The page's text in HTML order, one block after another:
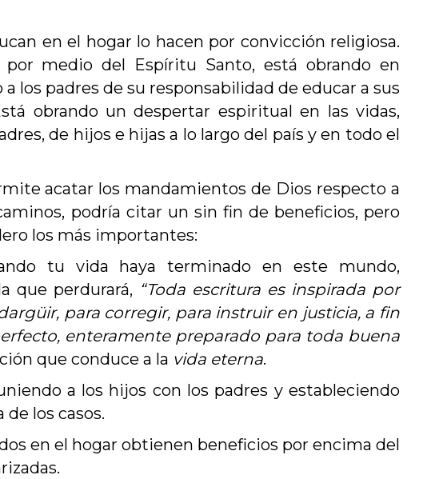
en el hogar lo hacen por convicción religiosa.
medio del Espíritu Santo, está obrando en
los padres de su responsabilidad de educar a sus
obrando un despertar espiritual en las vidas,
de hijos e hijas a lo largo del país y en todo el
acatar los mandamientos de Dios respecto a
podría citar un sin fin de beneficios, pero
los más importantes:
tu vida haya terminado en este mundo,
que perdurará, “Toda escritura es inspirada por
para corregir, para instruir en justicia, a fin
enteramente preparado para toda buena
que conduce a la vida eterna.
a los hijos con los padres y estableciendo
de los casos.
en el hogar obtienen beneficios por encima del